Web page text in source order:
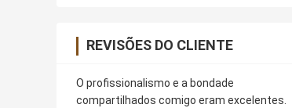
REVISÕES DO CLIENTE
O profissionalismo e a bondade
compartilhados comigo eram excelentes.